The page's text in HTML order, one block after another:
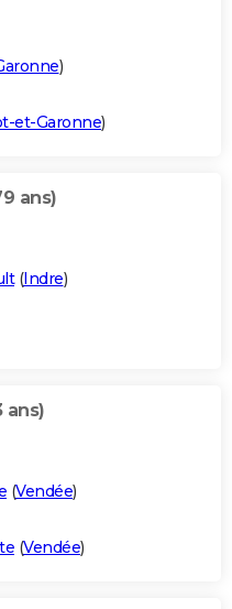
)
et-Garonne)
ans)
(Indre)
ans)
(Vendée)
(Vendée)